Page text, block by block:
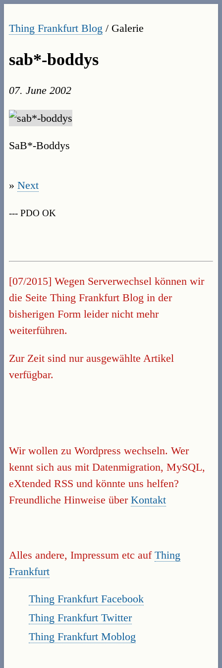
Thing Frankfurt Blog / Galerie
sab*-boddys
07. June 2002
SaB*-Boddys
» Next
--- PDO OK
[07/2015] Wegen Serverwechsel können wir
die Seite Thing Frankfurt Blog in der
bisherigen Form leider nicht mehr
weiterführen.
Zur Zeit sind nur ausgewählte Artikel
verfügbar.
Wir wollen zu Wordpress wechseln. Wer
kennt sich aus mit Datenmigration, MySQL,
eXtended RSS und könnte uns helfen?
Freundliche Hinweise über Kontakt
Alles andere, Impressum etc auf Thing
Frankfurt
Thing Frankfurt Facebook
Thing Frankfurt Twitter
Thing Frankfurt Moblog